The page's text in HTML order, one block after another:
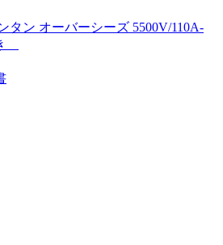
タン オーバーシーズ 5500V/110A-